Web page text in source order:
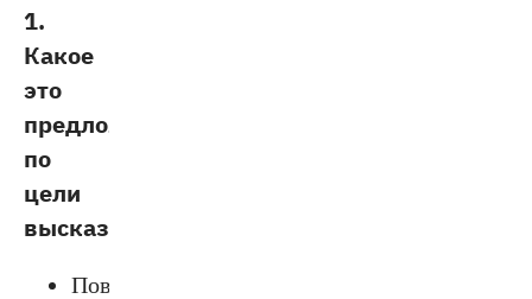
1.
Какое
это
предложение
по
цели
высказывания.
Повествовательное